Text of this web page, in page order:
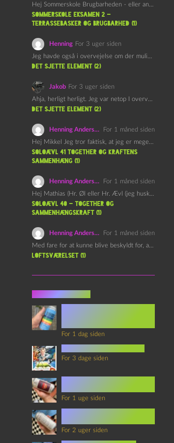
Hej Sommerskole Brugbarheden - eller anvendeligheden - af "Øl&Ævl" er…
Sommerskole Eksamen 2 –
Terrassebasker og Brugbarhed (1)
Henning For 3 uger siden
Jeg havde også i overvejelse om der muligvis kunne være…
det sjette element (2)
Jakob For 3 uger siden
Ahja, herligt herligt. Jeg var netop I overvejelser om at…
det sjette element (2)
Henning Andersen
For 1 måned siden
Hej Mikkel Jeg tror faktisk, at jeg er meget enig…
Soloævl 41 Together og Kraftens
Sammenhæng (1)
Henning Andersen
For 1 måned siden
Hej Mathias (Hr. Øl eller Hr. Ævl (jeg husker ikke…
Soloævl 40 – Together og
sammenhængskraft (1)
Henning Andersen
For 1 måned siden
Med fare for at kunne blive beskyldt for, at være…
Loftsværelset (1)
For 1 dag siden
For 3 dage siden
For 1 uge siden
For 2 uger siden